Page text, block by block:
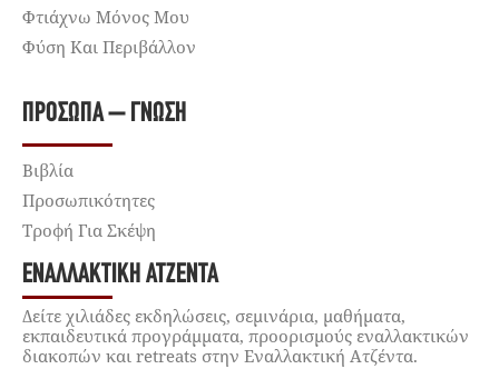
Φτιάχνω Μόνος Μου
Φύση Και Περιβάλλον
ΠΡΌΣΩΠΑ – ΓΝΏΣΗ
Βιβλία
Προσωπικότητες
Τροφή Για Σκέψη
ΕΝΑΛΛΑΚΤΙΚΉ ΑΤΖΈΝΤΑ
Δείτε χιλιάδες εκδηλώσεις, σεμινάρια, μαθήματα,
εκπαιδευτικά προγράμματα, προορισμούς εναλλακτικών
διακοπών και retreats στην Εναλλακτική Ατζέντα.